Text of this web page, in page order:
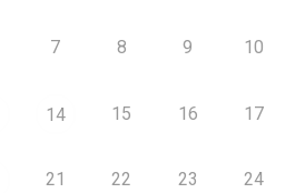
7 8 9 10
14 15 16 17
21 22 23 24